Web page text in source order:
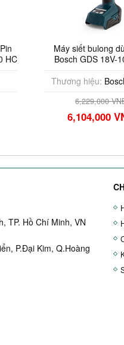
Máy siết bulong dùng
Bosch GDS 18V-
Thương hiệu:Bosch
6,229,000 VNĐ
6,104,000 VNĐ
TP. Hồ Chí Minh, VN
P.Đại Kim, Q.Hoàng